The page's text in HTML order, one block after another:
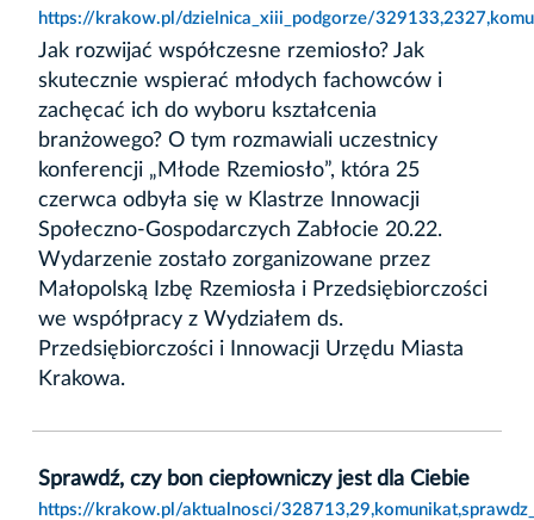
https://krakow.pl/dzielnica_xiii_podgorze/
Jak rozwijać współczesne rzemiosło? Jak
skutecznie wspierać młodych fachowców i
zachęcać ich do wyboru kształcenia
branżowego? O tym rozmawiali uczestnicy
konferencji „Młode Rzemiosło”, która 25
czerwca odbyła się w Klastrze Innowacji
Społeczno-Gospodarczych Zabłocie 20.22.
Wydarzenie zostało zorganizowane przez
Małopolską Izbę Rzemiosła i Przedsiębiorczości
we współpracy z Wydziałem ds.
Przedsiębiorczości i Innowacji Urzędu Miasta
Krakowa.
Sprawdź, czy bon ciepłowniczy jest dla Ciebie
https://krakow.pl/aktualnosci/